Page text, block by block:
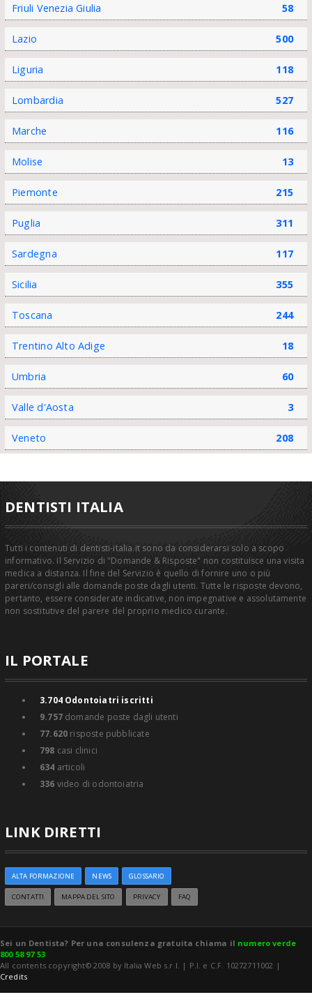
Friuli Venezia Giulia 58
Lazio 500
Liguria 118
Lombardia 527
Marche 116
Molise 13
Piemonte 215
Puglia 311
Sardegna 117
Sicilia 355
Toscana 244
Trentino Alto Adige 18
Umbria 60
Valle d'Aosta 3
Veneto 208
DENTISTI ITALIA
Tutti i contenuti di dentisti-italia.it sono da considerarsi solo a scopo
informativo. Il Servizio di "Domande & Risposte" non costituisce una visita
medica a distanza. Il fine del Servizio è quello di fornire uno o più
pareri/consigli alle domande poste dagli utenti. Tutte le risposte devono,
pertanto, essere considerate indicative, non impegnative e assolutamente
non sostitutive del parere del proprio medico curante.
IL PORTALE
3.704Odontoiatri iscritti
9.757domande poste dagli utenti
77.620 risposte pubblicate
798 casi clinici
634 articoli
336 video di odontoiatria
LINK DIRETTI
ALTA FORMAZIONE NEWS GLOSSARIO
CONTATTI MAPPA DEL SITO PRIVACY FAQ
Sei un Dentista? Per una consulenza gratuita chiama il numero verde
800 58 97 53
All contents copyright© 2008 by Italia Web s.r.l. | P.I. e C.F. 10272711002 |
Credits